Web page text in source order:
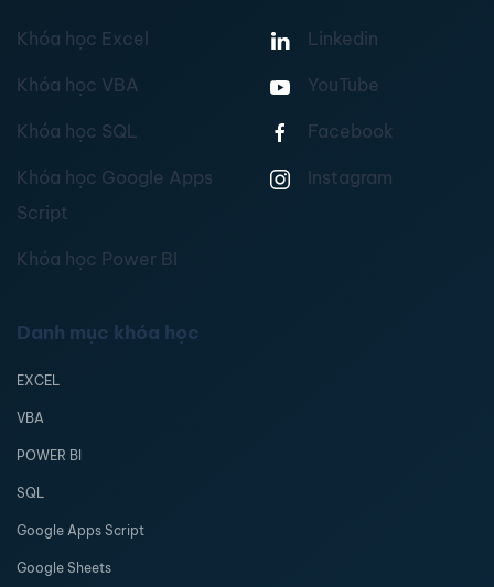
Khóa học Excel
Khóa học VBA
Khóa học SQL
Khóa học Google Apps
Script
Khóa học Power BI
Linkedin
YouTube
Facebook
Instagram
Danh mục khóa học
EXCEL
VBA
POWER BI
SQL
Google Apps Script
Google Sheets